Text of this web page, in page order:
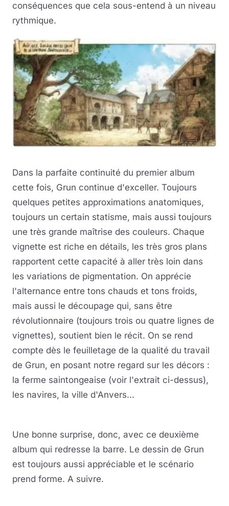
conséquences que cela sous-entend à un niveau
rythmique.
Dans la parfaite continuité du premier album
cette fois, Grun continue d'exceller. Toujours
quelques petites approximations anatomiques,
toujours un certain statisme, mais aussi toujours
une très grande maîtrise des couleurs. Chaque
vignette est riche en détails, les très gros plans
rapportent cette capacité à aller très loin dans
les variations de pigmentation. On apprécie
l'alternance entre tons chauds et tons froids,
mais aussi le découpage qui, sans être
révolutionnaire (toujours trois ou quatre lignes de
vignettes), soutient bien le récit. On se rend
compte dès le feuilletage de la qualité du travail
de Grun, en posant notre regard sur les décors :
la ferme saintongeaise (voir l'extrait ci-dessus),
les navires, la ville d'Anvers...
Une bonne surprise, donc, avec ce deuxième
album qui redresse la barre. Le dessin de Grun
est toujours aussi appréciable et le scénario
prend forme. A suivre.